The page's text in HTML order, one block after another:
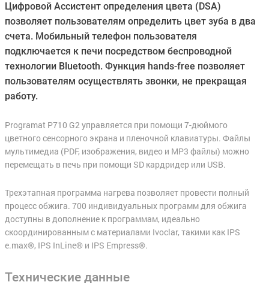
Цифровой Ассистент определения цвета (DSA)
позволяет пользователям определить цвет зуба в два
счета. Мобильный телефон пользователя
подключается к печи посредством беспроводной
технологии Bluetooth. Функция hands-free позволяет
пользователям осуществлять звонки, не прекращая
работу.
Programat P710 G2 управляется при помощи 7-дюймого
цветного сенсорного экрана и пленочной клавиатуры. Файлы
мультимедиа (PDF, изображения, видео и MP3 файлы) можно
перемещать в печь при помощи SD кардридер или USB.
Трехэтапная программа нагрева позволяет провести полный
процесс обжига. 700 индивидуальных программ для обжига
доступны в дополнение к программам, идеально
скоординированным с материалами Ivoclar, такими как IPS
e.max®, IPS InLine® и IPS Empress®.
Технические данные